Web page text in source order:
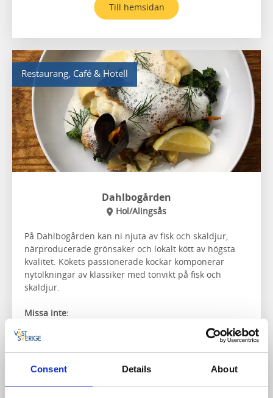
Consent Details About
Till hemsidan
Restaurang, Café & Hotell
Dahlbogården
Hol/Alingsås
På Dahlbogården kan ni njuta av fisk och skaldjur,
närproducerade grönsaker och lokalt kött av högsta
kvalitet. Kökets passionerade kockar komponerar
nytolkningar av klassiker med tonvikt på fisk och
skaldjur.
Missa inte:
Den mysiga inredningsbutiken Magasin La Boîte
som också ligger på gården
Till hemsidan